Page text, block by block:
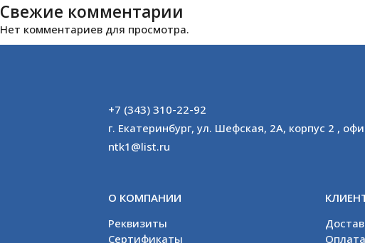
Свежие комментарии
Нет комментариев для просмотра.
+7 (343) 310-22-92
г. Екатеринбург, ул. Шефская, 2А, корпус 2 ,
ntk1@list.ru
О КОМПАНИИ
Реквизиты
Сертификаты
Оплата